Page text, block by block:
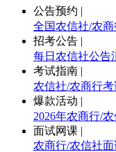
公告预约 |
全国农信社/农
招考公告 |
每日农信社公告
考试指南 |
农信社/农商行
爆款活动 |
2026年农商行/
面试网课 |
农商行/农信社